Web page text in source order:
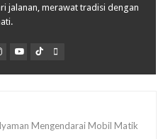
jalanan, merawat tradisi dengan
Mengendarai Mobil Matik